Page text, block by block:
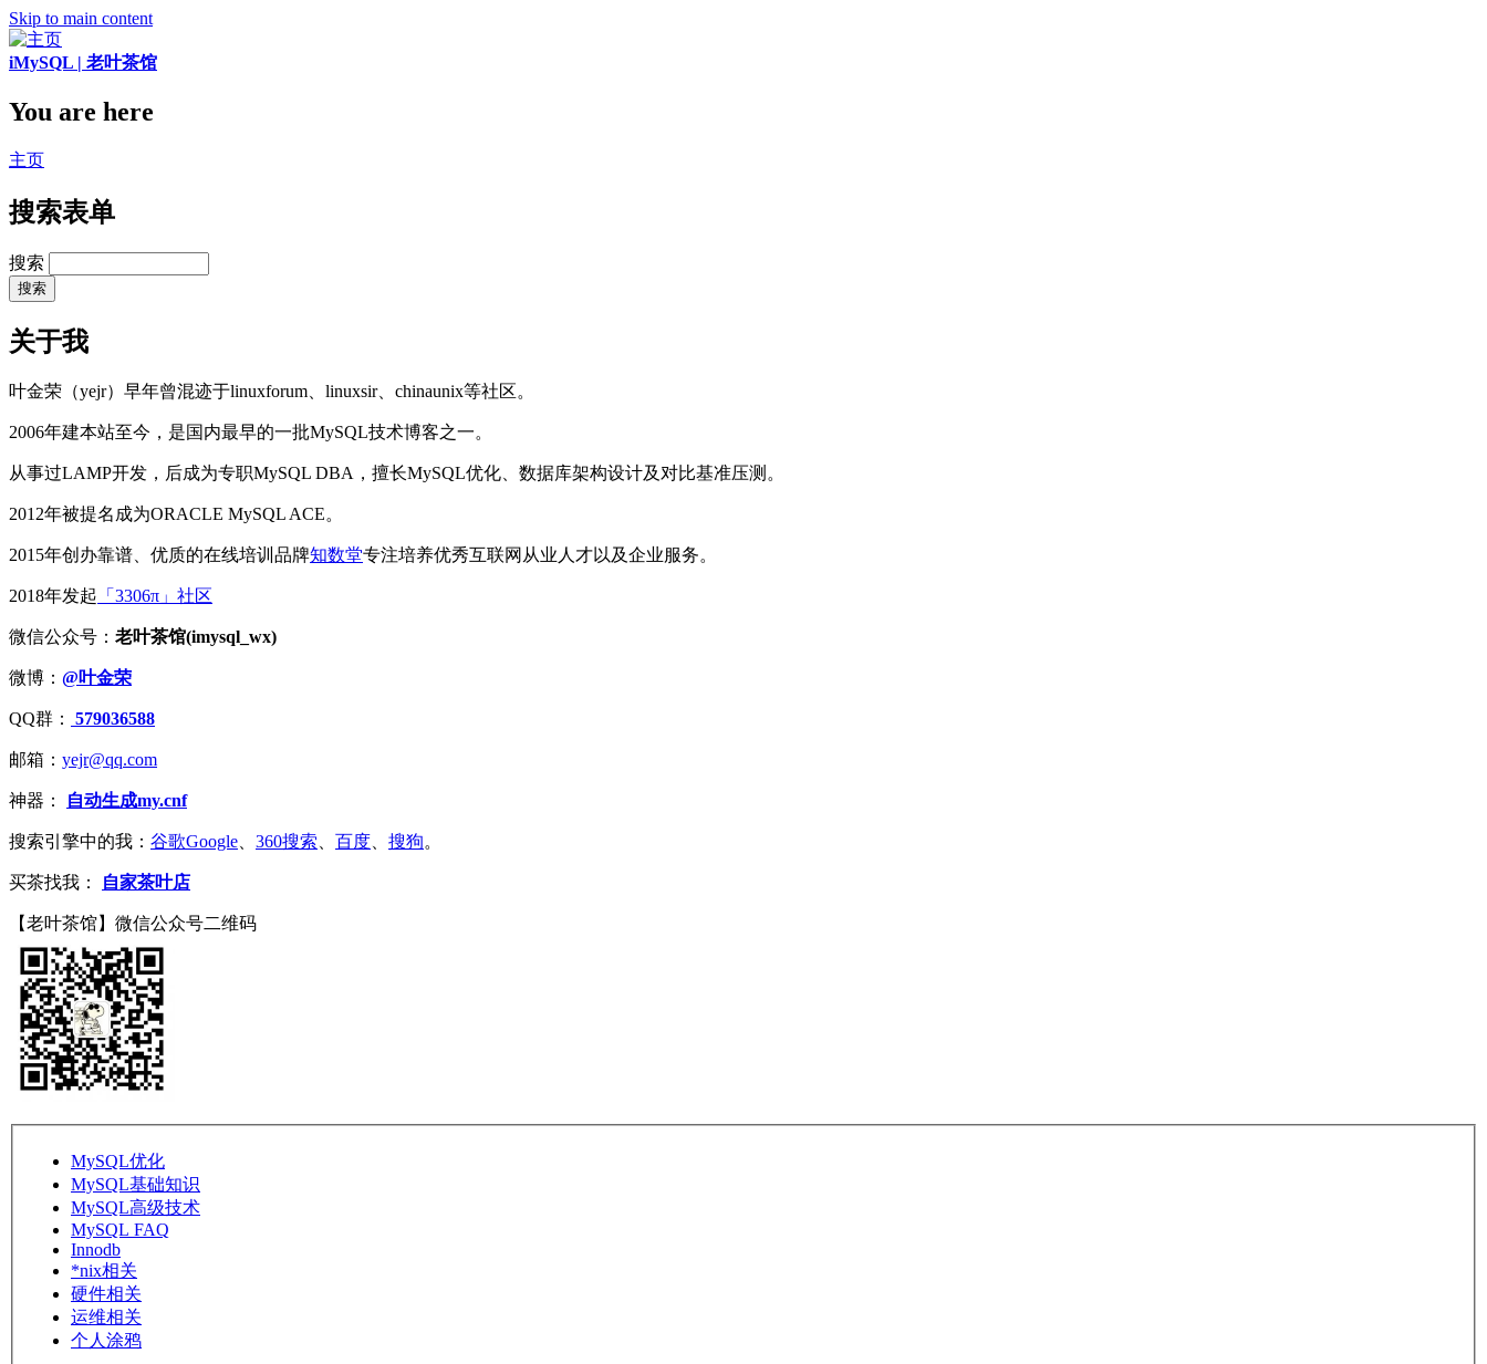
Skip to main content
iMySQL | 老叶茶馆
You are here
主页
搜索表单
搜索
关于我
叶金荣（yejr）早年曾混迹于linuxforum、linuxsir、chinaunix等社区。
2006年建本站至今，是国内最早的一批MySQL技术博客之一。
从事过LAMP开发，后成为专职MySQL DBA，擅长MySQL优化、数据库架构设计及对比基准压测。
2012年被提名成为ORACLE MySQL ACE。
2015年创办靠谱、优质的在线培训品牌知数堂专注培养优秀互联网从业人才以及企业服务。
2018年发起 「3306π」社区
微信公众号： 老叶茶馆(imysql_wx)
微博： @叶金荣
QQ群： 579036588
邮箱： yejr@qq.com
神器： 自动生成my.cnf
搜索引擎中的我： 谷歌Google、 360搜索、 百度、 搜狗。
买茶找我： 自家茶叶店
【老叶茶馆】微信公众号二维码
MySQL优化
MySQL基础知识
MySQL高级技术
MySQL FAQ
Innodb
*nix相关
硬件相关
运维相关
个人涂鸦